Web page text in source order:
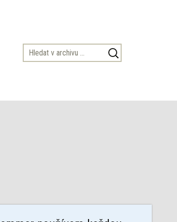
Vyhledávání